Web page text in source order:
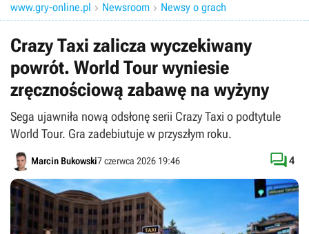
www.gry-online.pl  Newsroom  Newsy o grach
Crazy Taxi zalicza wyczekiwany
powrót. World Tour wyniesie
zręcznościową zabawę na wyżyny
Sega ujawniła nową odsłonę serii Crazy Taxi o podtytule
World Tour. Gra zadebiutuje w przyszłym roku.
Marcin Bukowski7 czerwca 2026 19:46 4